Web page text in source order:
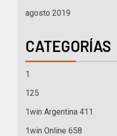
agosto 2019
CATEGORÍAS
1
125
1win Argentina 411
1win Online 658